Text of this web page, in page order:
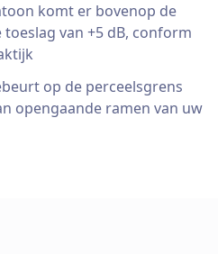
komt er bovenop de
van +5 dB, conform
op de perceelsgrens
opengaande ramen van uw